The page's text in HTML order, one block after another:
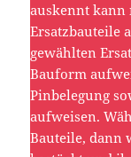
auskennt kann
Ersatzbauteile
gewählten
Bauform
Pinbelegung
aufweisen.
Bauteile, dann